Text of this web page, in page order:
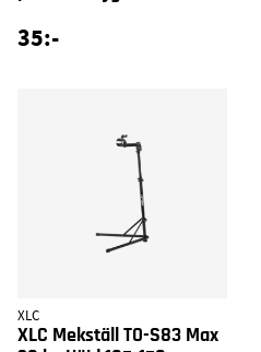
35:-
XLC
XLC Mekställ TO-S83 Max